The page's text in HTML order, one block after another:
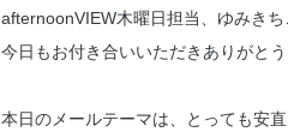
afternoonVIEW木曜日担当、ゆみきち
今日もお付き合いいただきありがと
本日のメールテーマは、とっても安